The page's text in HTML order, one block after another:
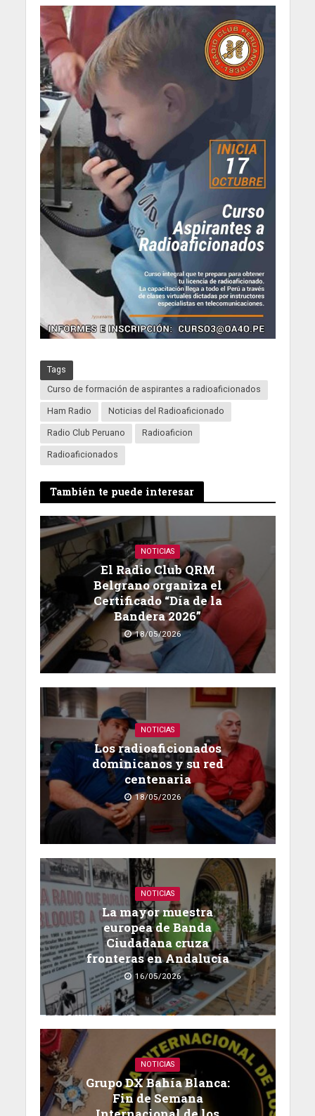
Tags
Curso de formación de aspirantes a radioaficionados
Ham Radio
Noticias del Radioaficionado
Radio Club Peruano
Radioaficion
Radioaficionados
También te puede interesar
NOTICIAS
El Radio Club QRM
Belgrano organiza el
Certificado “Día de la
Bandera 2026”
18/05/2026
NOTICIAS
Los radioaficionados
dominicanos y su red
centenaria
18/05/2026
NOTICIAS
La mayor muestra
europea de Banda
Ciudadana cruza
fronteras en Andalucía
16/05/2026
NOTICIAS
Grupo DX Bahía Blanca:
Fin de Semana